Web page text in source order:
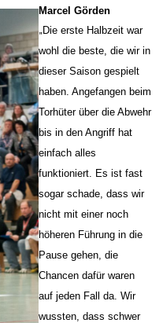
Marcel Görden
„Die erste Halbzeit war
wohl die beste, die wir in
dieser Saison gespielt
haben. Angefangen beim
Torhüter über die Abwehr
bis in den Angriff hat
einfach alles
funktioniert. Es ist fast
sogar schade, dass wir
nicht mit einer noch
höheren Führung in die
Pause gehen, die
Chancen dafür waren
auf jeden Fall da. Wir
wussten, dass schwer